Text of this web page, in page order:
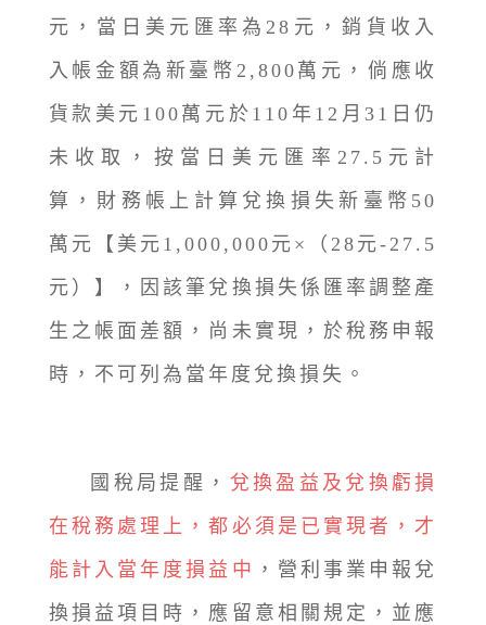
元，當日美元匯率為28元，銷貨收入
入帳金額為新臺幣2,800萬元，倘應收
貨款美元100萬元於110年12月31日仍
未收取，按當日美元匯率27.5元計
算，財務帳上計算兌換損失新臺幣50
萬元【美元1,000,000元×（28元-27.5
元）】，因該筆兌換損失係匯率調整產
生之帳面差額，尚未實現，於稅務申報
時，不可列為當年度兌換損失。
國稅局提醒， 兌換盈益及兌換虧損
在稅務處理上，都必須是已實現者，才
能計入當年度損益中 ，營利事業申報兌
換損益項目時，應留意相關規定，並應